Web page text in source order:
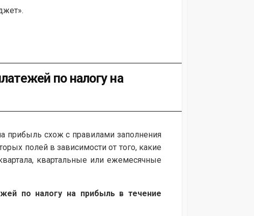
по налогу на
прибыль схож с правилами заполнения
полей в зависимости от того, какие
квартальные или ежемесячные
по налогу на прибыль в течение